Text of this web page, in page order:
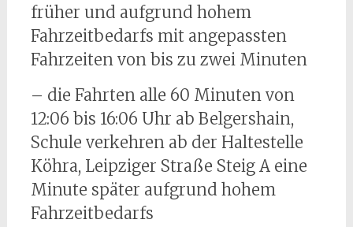
früher und aufgrund hohem
Fahrzeitbedarfs mit angepassten
Fahrzeiten von bis zu zwei Minuten
– die Fahrten alle 60 Minuten von
12:06 bis 16:06 Uhr ab Belgershain,
Schule verkehren ab der Haltestelle
Köhra, Leipziger Straße Steig A eine
Minute später aufgrund hohem
Fahrzeitbedarfs